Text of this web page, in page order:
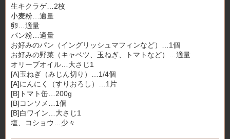
生キクラゲ…2枚
小麦粉…適量
卵…適量
パン粉…適量
お好みのパン（イングリッシュマフィンなど）…1個
お好みの野菜（キャベツ、玉ねぎ、トマトなど）…適量
オリーブオイル…大さじ1
[A]玉ねぎ（みじん切り）…1/4個
[A]にんにく（すりおろし）…1片
[B]トマト缶…200g
[B]コンソメ…1個
[B]白ワイン…大さじ1
塩、コショウ…少々